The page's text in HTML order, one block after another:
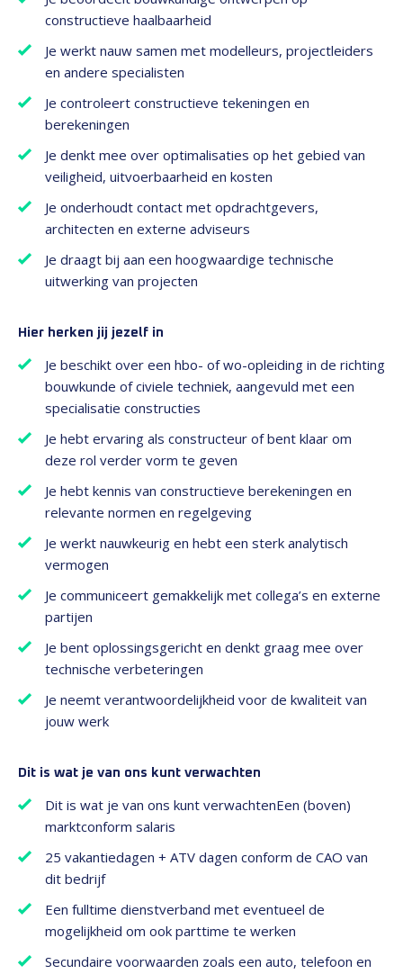
constructieve haalbaarheid
Je werkt nauw samen met modelleurs, projectleiders
en andere specialisten
Je controleert constructieve tekeningen en
berekeningen
Je denkt mee over optimalisaties op het gebied van
veiligheid, uitvoerbaarheid en kosten
Je onderhoudt contact met opdrachtgevers,
architecten en externe adviseurs
Je draagt bij aan een hoogwaardige technische
uitwerking van projecten
Hier herken jij jezelf in
Je beschikt over een hbo- of wo-opleiding in de richting
bouwkunde of civiele techniek, aangevuld met een
specialisatie constructies
Je hebt ervaring als constructeur of bent klaar om
deze rol verder vorm te geven
Je hebt kennis van constructieve berekeningen en
relevante normen en regelgeving
Je werkt nauwkeurig en hebt een sterk analytisch
vermogen
Je communiceert gemakkelijk met collega’s en externe
partijen
Je bent oplossingsgericht en denkt graag mee over
technische verbeteringen
Je neemt verantwoordelijkheid voor de kwaliteit van
jouw werk
Dit is wat je van ons kunt verwachten
Dit is wat je van ons kunt verwachtenEen (boven)
marktconform salaris
25 vakantiedagen + ATV dagen conform de CAO van
dit bedrijf
Een fulltime dienstverband met eventueel de
mogelijkheid om ook parttime te werken
Secundaire voorwaarden zoals een auto, telefoon en